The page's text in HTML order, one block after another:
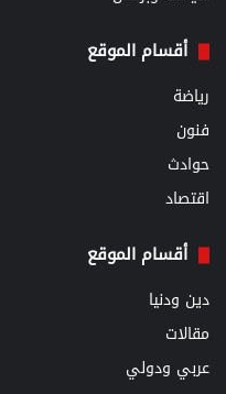
أقسام الموقع
رياضة
فنون
حوادث
اقتصاد
أقسام الموقع
دين ودنيا
مقالات
عربي ودولي